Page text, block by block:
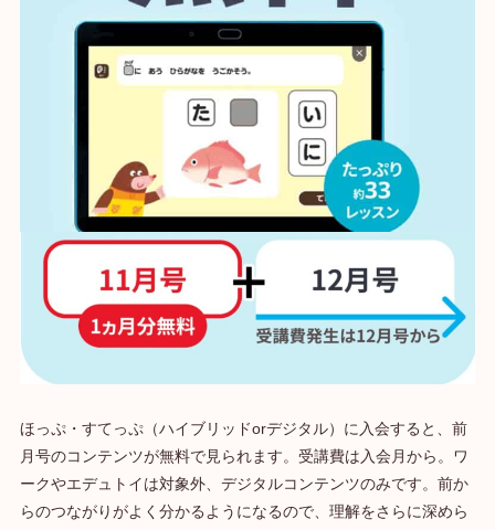
ほっぷ・すてっぷ（ハイブリッドorデジタル）に入会すると、前
月号のコンテンツが無料で見られます。受講費は入会月から。ワ
ークやエデュトイは対象外、デジタルコンテンツのみです。前か
らのつながりがよく分かるようになるので、理解をさらに深めら